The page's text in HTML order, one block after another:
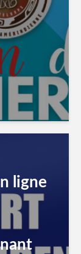
ligne